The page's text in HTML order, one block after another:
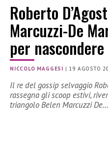
Roberto
Marcuzzi-De
per
NICCOLO MAGGESI | 19 AGOSTO
Il re del gossip selvaggio
rassegna gli scoop estivi,
triangolo Belen Marcuzzi De…